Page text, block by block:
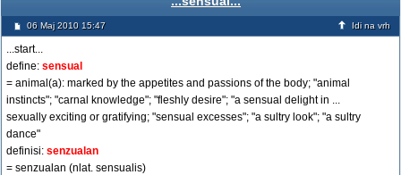
06 Maj 2010 15:47 Idi na vrh
...start...
define: sensual
= animal(a): marked by the appetites and passions of the body; "animal
instincts"; "carnal knowledge"; "fleshly desire"; "a sensual delight in ...
sexually exciting or gratifying; "sensual excesses"; "a sultry look"; "a sultry
dance"
definisi: senzualan
= senzualan (nlat. sensualis)